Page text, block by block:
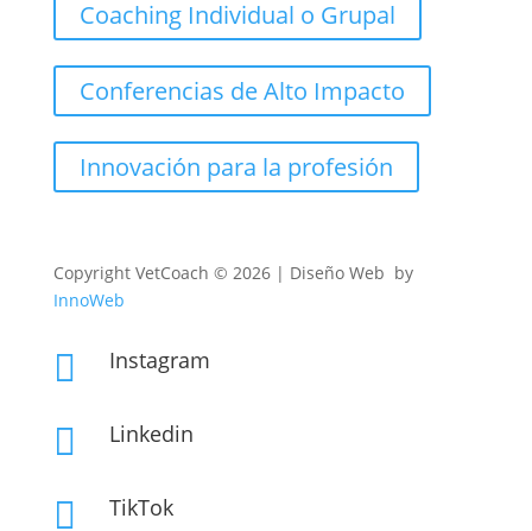
Coaching Individual o Grupal
Conferencias de Alto Impacto
Innovación para la profesión
CopyrightVetCoach © 2026 | Diseño Web by
InnoWeb
 Instagram
 Linkedin
 TikTok